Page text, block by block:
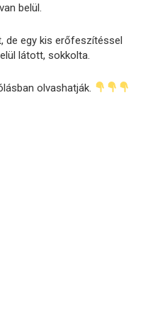
belül.
de egy kis erőfeszítéssel
látott, sokkolta.
olvashatják.